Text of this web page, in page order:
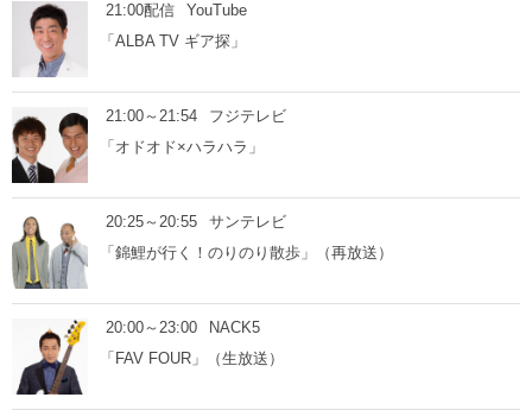
21:00配信
YouTube
「ALBA TV ギア探」
21:00～21:54
フジテレビ
「オドオド×ハラハラ」
20:25～20:55
サンテレビ
「錦鯉が行く！のりのり散歩」（再放送）
20:00～23:00
NACK5
「FAV FOUR」（生放送）